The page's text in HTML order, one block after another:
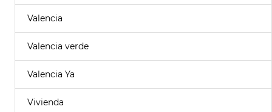
Valencia
Valencia verde
Valencia Ya
Vivienda